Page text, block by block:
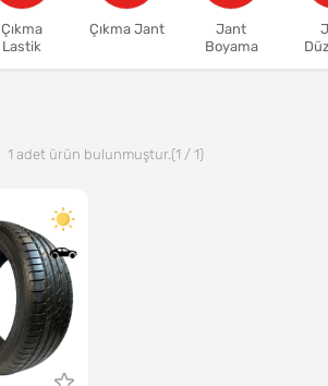
Çıkma
Lastik
Çıkma Jant
Jant
Boyama
1 adet ürün bulunmuştur.(1 / 1)